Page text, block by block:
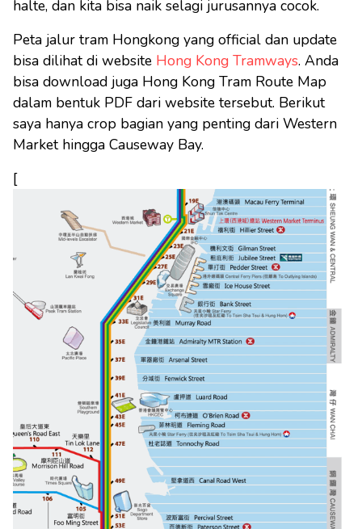
halte, dan kita bisa naik selagi jurusannya cocok.
Peta jalur tram Hongkong yang official dan update
bisa dilihat di website Hong Kong Tramways. Anda
bisa download juga Hong Kong Tram Route Map
dalam bentuk PDF dari website tersebut. Berikut
saya hanya crop bagian yang penting dari Western
Market hingga Causeway Bay.
[